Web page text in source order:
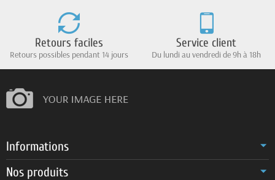
Retours faciles
Retours possibles pendant 14 jours
Service client
Du lundi au vendredi de 9h à 18h
Informations
Nos produits